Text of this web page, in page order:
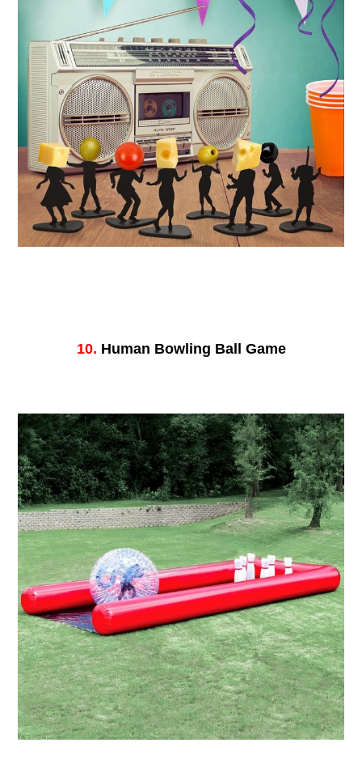
10. Human Bowling Ball Game